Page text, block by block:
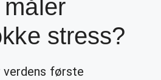
stress?
verdens første